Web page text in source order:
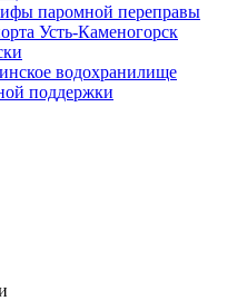
паромной переправы
Усть-Каменогорск
водохранилище
поддержки